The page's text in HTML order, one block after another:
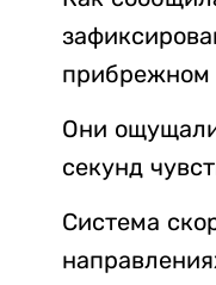
прибрежном
Они
секунд
Система